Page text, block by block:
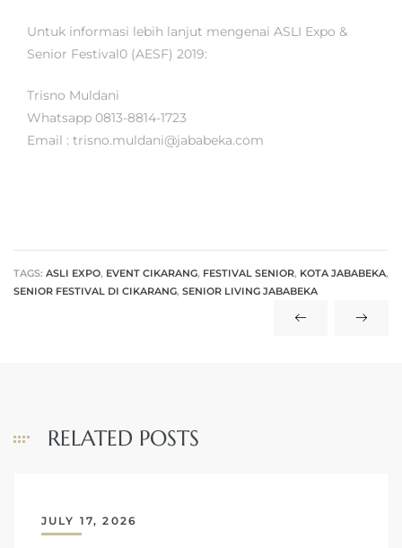
Untuk informasi lebih lanjut mengenai ASLI Expo &
Senior Festival0 (AESF) 2019:
Trisno Muldani
Whatsapp 0813-8814-1723
Email : trisno.muldani@jababeka.com
TAGS: ASLI EXPO, EVENT CIKARANG, FESTIVAL SENIOR, KOTA JABABEKA,
SENIOR FESTIVAL DI CIKARANG, SENIOR LIVING JABABEKA
RELATED POSTS
JULY 17, 2026